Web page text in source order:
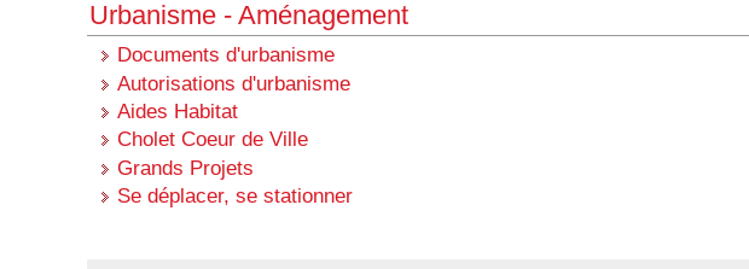
Urbanisme - Aménagement
Documents d'urbanisme
Autorisations d'urbanisme
Aides Habitat
Cholet Coeur de Ville
Grands Projets
Se déplacer, se stationner